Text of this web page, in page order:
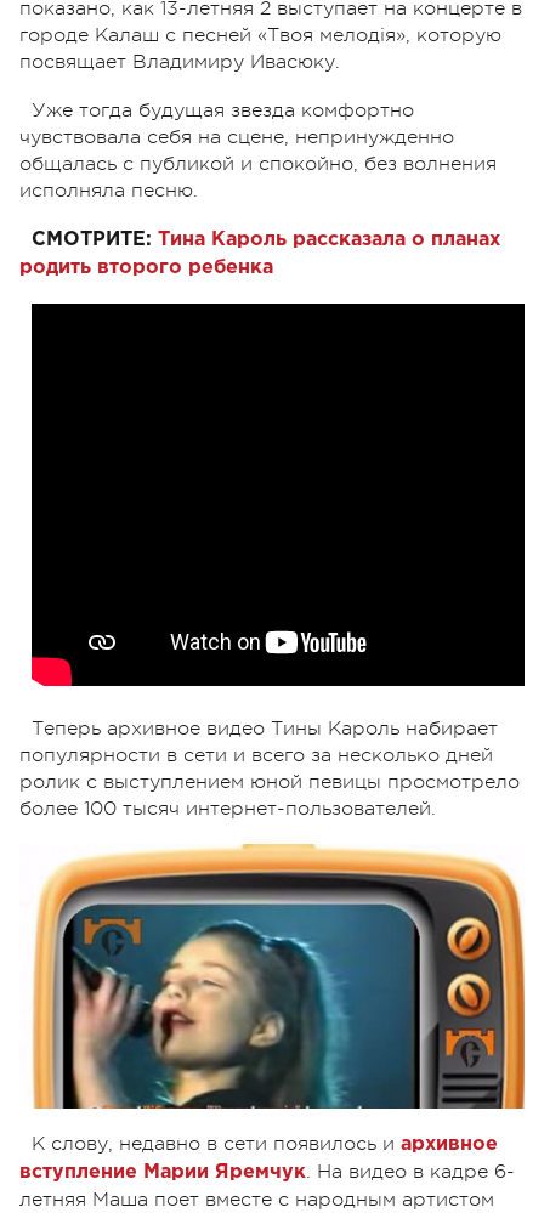
показано, как 13-летняя 2 выступает на концерте в
городе Калаш с песней «Твоя мелодія», которую
посвящает Владимиру Ивасюку.
Уже тогда будущая звезда комфортно
чувствовала себя на сцене, непринужденно
общалась с публикой и спокойно, без волнения
исполняла песню.
СМОТРИТЕ: Тина Кароль рассказала о планах
родить второго ребенка
Теперь архивное видео Тины Кароль набирает
популярности в сети и всего за несколько дней
ролик с выступлением юной певицы просмотрело
более 100 тысяч интернет-пользователей.
К слову, недавно в сети появилось и архивное
вступление Марии Яремчук. На видео в кадре 6-
летняя Маша поет вместе с народным артистом